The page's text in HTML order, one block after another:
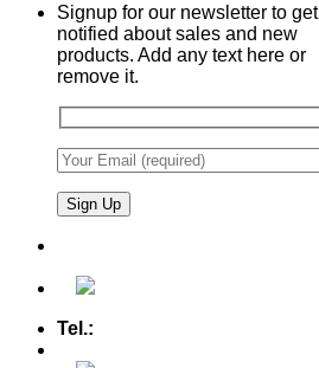
Signup for our newsletter to get
notified about sales and new
products. Add any text here or
remove it.
Tel.: